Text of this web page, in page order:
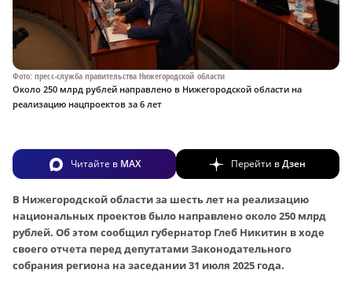
Фото: пресс-служба правительства Нижегородской области
Около 250 млрд рублей направлено в Нижегородской области на
реализацию нацпроектов за 6 лет
Читайте в MAX Перейти вДзен
В Нижегородской области за шесть лет на реализацию
национальных проектов было направлено около 250 млрд
рублей. Об этом сообщил губернатор Глеб Никитин в ходе
своего отчета перед депутатами Законодательного
собрания региона на заседании 31 июля 2025 года.